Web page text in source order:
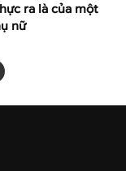
ra là của một
nữ